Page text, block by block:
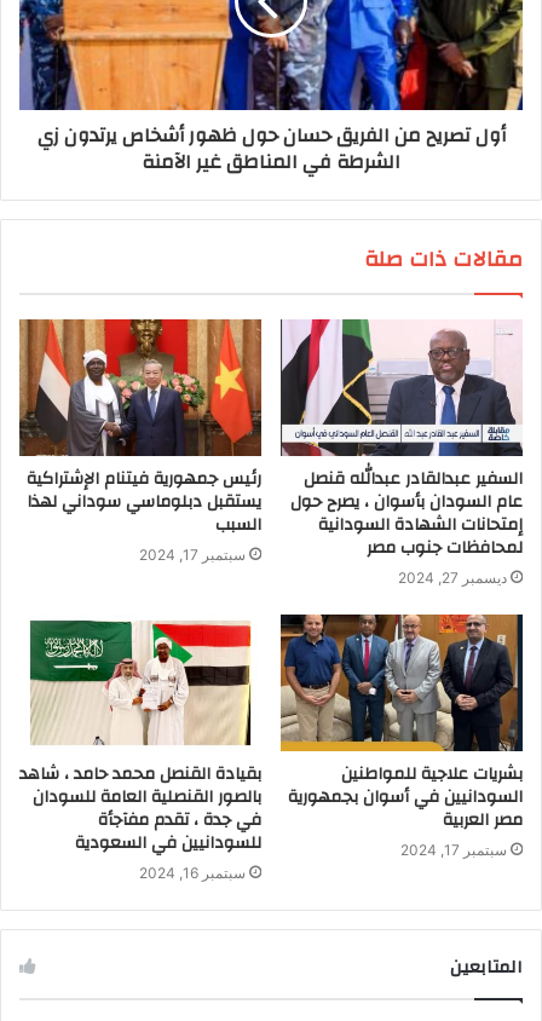
أول تصريح من الفريق حسان حول ظهور أشخاص يرتدون زي
الشرطة في المناطق غير الآمنة
مقالات ذات صلة
السفير عبدالقادر عبدالله قنصل
عام السودان بأسوان ، يصرح حول
إمتحانات الشهادة السودانية
لمحافظات جنوب مصر
ديسمبر 27, 2024
رئيس جمهورية فيتنام الإشتراكية
يستقبل دبلوماسي سوداني لهذا
السبب
سبتمبر 17, 2024
بشريات علاجية للمواطنين
السودانيين في أسوان بجمهورية
مصر العربية
سبتمبر 17, 2024
بقيادة القنصل محمد حامد ، شاهد
بالصور القنصلية العامة للسودان
في جدة ، تقدم مفآجأة
للسودانيين في السعودية
سبتمبر 16, 2024
المتابعين